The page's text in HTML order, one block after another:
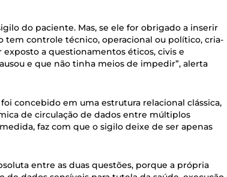
do paciente. Mas, se ele for obrigado a inserir
tem controle técnico, operacional ou político, cria-
a questionamentos éticos, civis e
e que não tinha meios de impedir”, alerta
concebido em uma estrutura relacional clássica,
de circulação de dados entre múltiplos
faz com que o sigilo deixe de ser apenas
entre as duas questões, porque a própria